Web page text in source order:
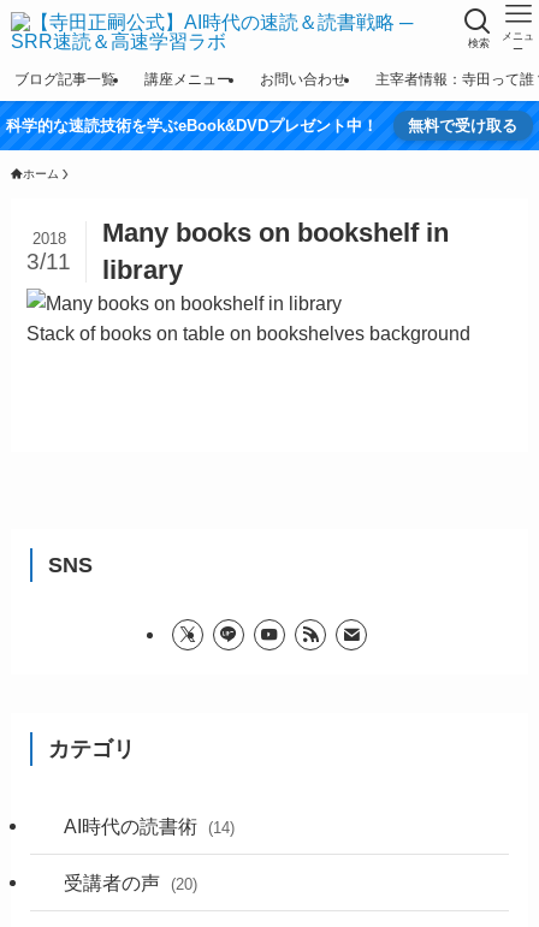
検索
メニュ
ー
ブログ記事一覧 講座メニュー お問い合わせ 主宰者情報：寺田って誰
科学的な速読技術を学ぶeBook&DVDプレゼント中！ 無料で受け取る
ホーム
Many books on bookshelf in
library
2018
3/11
Stack of books on table on bookshelves background
SNS
カテゴリ
AI時代の読書術 (14)
受講者の声 (20)